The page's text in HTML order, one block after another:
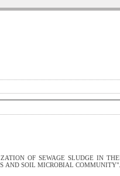
OF SEWAGE SLUDGE IN
AND SOIL MICROBIAL COMMUNITY".